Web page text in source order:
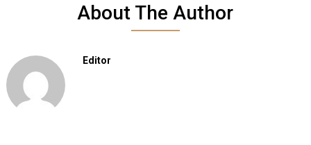
About The Author
Editor